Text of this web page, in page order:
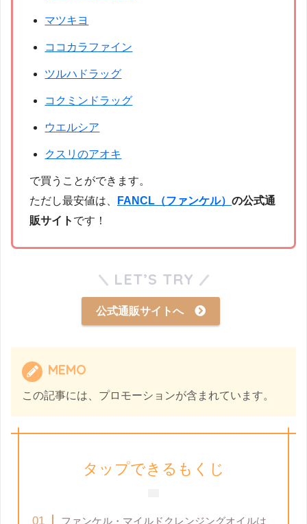
マツキヨ
ココカラファイン
ツルハドラッグ
コクミンドラッグ
ウエルシア
クスリのアオキ
で買うことができます。
ただし最安値は、
FANCL（ファンケル） の公式通
販サイト です！
LET’S TRY
公式通販サイトへ
MEMO
この記事には、プロモーションが含まれています。
タップできるもくじ
ファンケル・マイルドクレンジングオイルは